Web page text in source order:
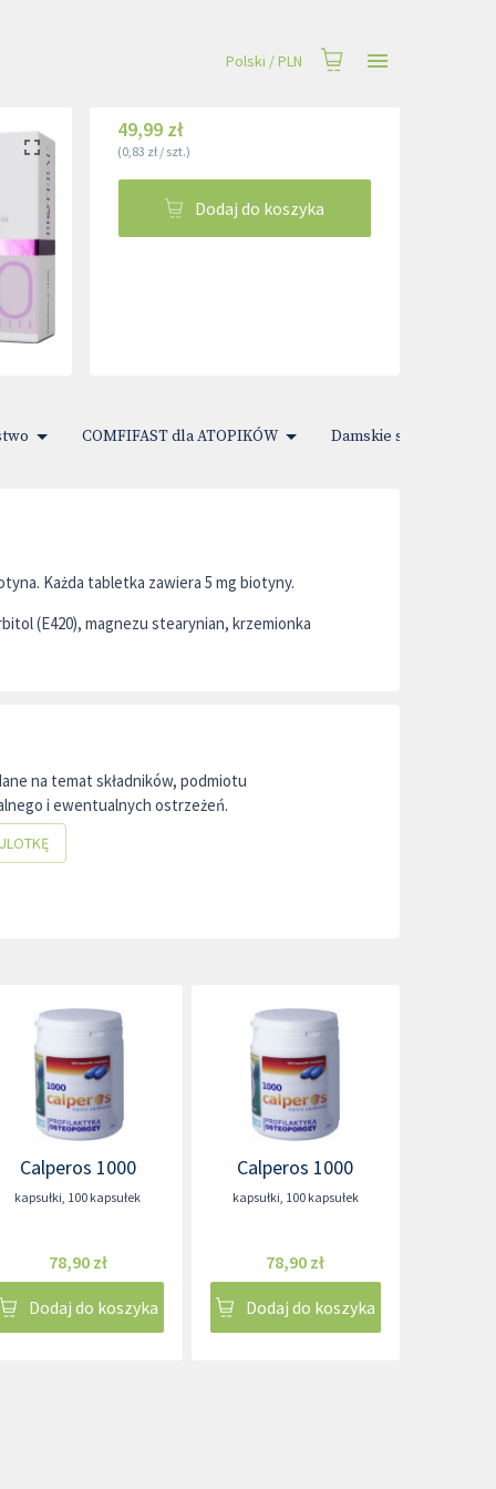
Polski /PLN
49,99 zł
(0,83 zł/ szt.)
Dodaj do koszyka
COMFIFAST dla ATOPIKÓW Damskie sprawy
Każda tabletka zawiera 5 mg biotyny.
(E420), magnezu stearynian, krzemionka
na temat składników, podmiotu
i ewentualnych ostrzeżeń.
Calperos 1000
kapsułki, 100 kapsułek
78,90 zł
Dodaj do koszyka
Calperos 1000
kapsułki, 100 kapsułek
78,90 zł
Dodaj do koszyka